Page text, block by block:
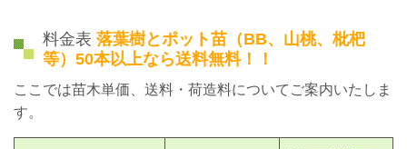
料金表 落葉樹とポット苗（BB、山桃、枇杷
等）50本以上なら送料無料！！
ここでは苗木単価、送料・荷造料についてご案内いたしま
す。